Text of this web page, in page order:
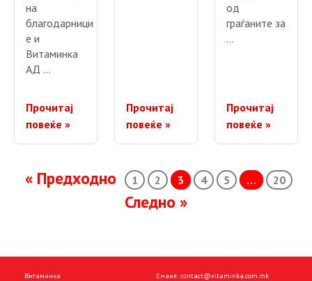
на
благодарници
е и
Витаминка
АД …
Прочитај
повеќе »
Прочитај
повеќе »
од
граѓаните за
…
Прочитај
повеќе »
Posts navigation
« Предходно 1 2 3 4 5 … 20
Следно »
Витаминка Емаил: contact@vitaminka.com.mk